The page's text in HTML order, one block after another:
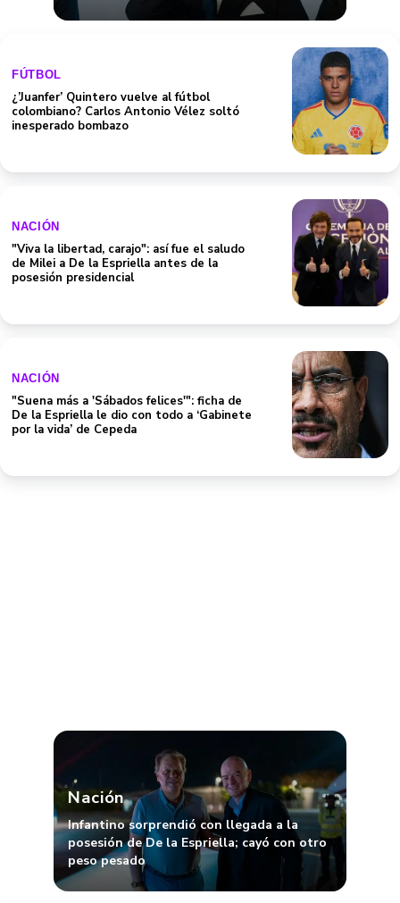
FÚTBOL
¿’Juanfer’ Quintero vuelve al fútbol
colombiano? Carlos Antonio Vélez soltó
inesperado bombazo
NACIÓN
"Viva la libertad, carajo": así fue el saludo
de Milei a De la Espriella antes de la
posesión presidencial
NACIÓN
"Suena más a 'Sábados felices'": ficha de
De la Espriella le dio con todo a ‘Gabinete
por la vida’ de Cepeda
Nación
Infantino sorprendió con llegada a la
posesión de De la Espriella; cayó con otro
peso pesado